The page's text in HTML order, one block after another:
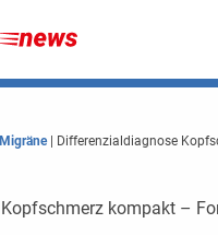
Migräne| Differenzialdiagnose
Kopfschmerz kompakt –